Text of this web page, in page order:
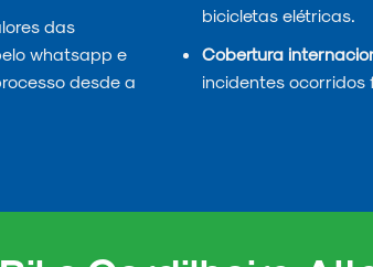
das
whatsapp e
desde a
bicicletas elétricas.
Cobertura
incidentes ocorridos